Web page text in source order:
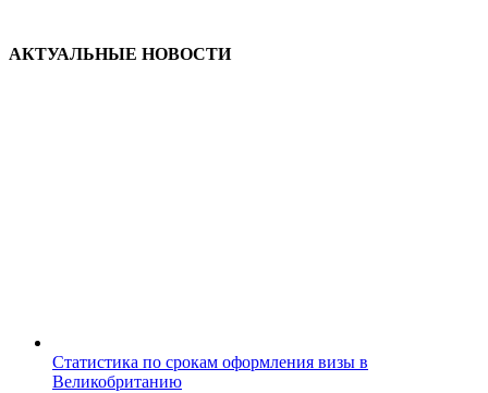
АКТУАЛЬНЫЕ НОВОСТИ
Статистика по срокам оформления визы в
Великобританию